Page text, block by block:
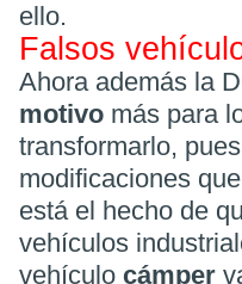
ello.
Falsos
Ahora además la
motivo más para
transformarlo,
modificaciones
está el hecho de
vehículos
vehículo cámper